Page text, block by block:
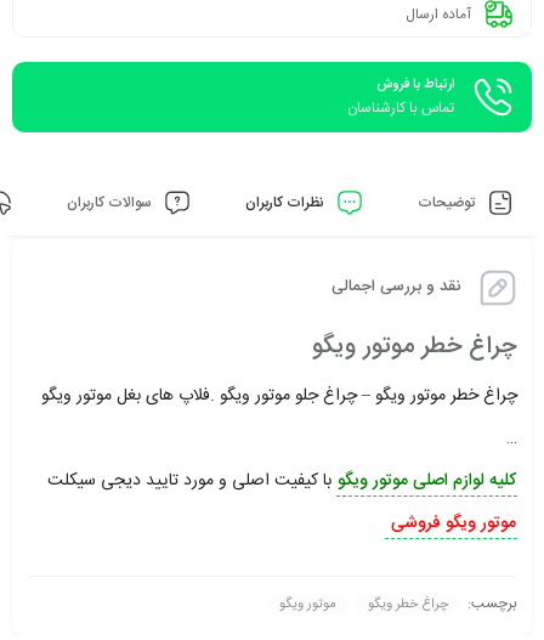
آماده ارسال
ارتباط با فروش
تماس با کارشناسان
توضیحات نظرات کاربران سوالات کاربران
نقد و بررسی اجمالی
چراغ خطر موتور ویگو
چراغ خطر موتور ویگو – چراغ جلو موتور ویگو .فلاپ های بغل موتور ویگو
…
کلیه لوازم اصلی موتور ویگو با کیفیت اصلی و مورد تایید دیجی سیکلت
موتور ویگو فروشی
برچسب: چراغ خطر ویگو موتور ویگو